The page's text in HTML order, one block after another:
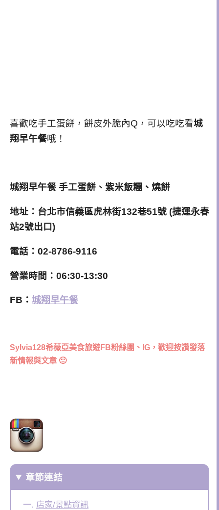
喜歡吃手工蛋餅，餅皮外脆內Q，可以吃吃看城
翔早午餐哦！
城翔早午餐 手工蛋餅、紫米飯糰、燒餅
地址：台北市信義區虎林街132巷51號 (捷運永春
站2號出口)
電話：02-8786-9116
營業時間：06:30-13:30
FB： 城翔早午餐
Sylvia128希薇亞美食旅遊FB粉絲團、IG，歡迎按讚發落
新情報與文章 🙂
章節連結
店家/景點資訊